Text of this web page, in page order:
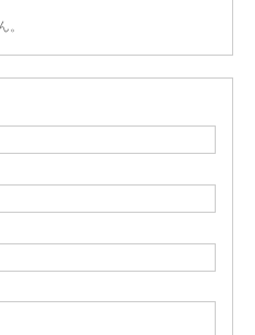
。